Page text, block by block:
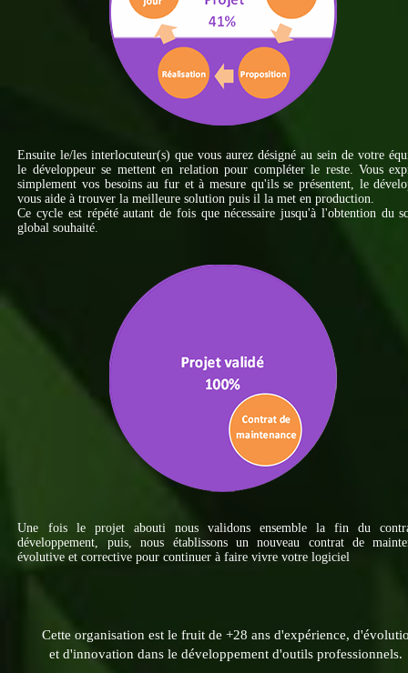
Ensuite le/les interlocuteur(s) que vous aurez désigné au sein de votre
le développeur se mettent en relation pour compléter le reste. Vous
simplement vos besoins au fur et à mesure qu'ils se présentent, le
vous aide à trouver la meilleure solution puis il la met en production.
Ce cycle est répété autant de fois que nécessaire jusqu'à l'obtention du
global souhaité.
Une fois le projet abouti nous validons ensemble la fin du
développement, puis, nous établissons un nouveau contrat de
évolutive et corrective pour continuer à faire vivre votre logiciel
Cette organisation est le fruit de +28 ans d'expérience,
et d'innovation dans le développement d'outils professionnels.